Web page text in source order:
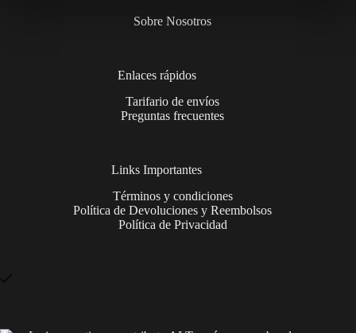
Sobre Nosotros
Enlaces rápidos
Tarifario de envíos
Preguntas frecuentes
Links Importantes
Términos y condiciones
Política de Devoluciones y Reembolsos
Política de Privacidad